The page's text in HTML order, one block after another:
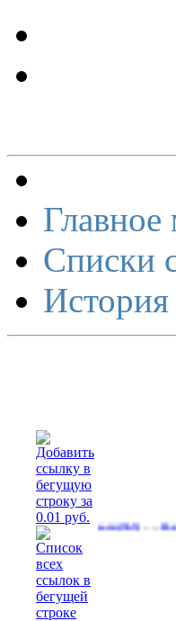
Списки
деньги(565) …Реальный